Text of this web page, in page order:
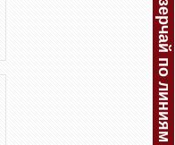
Азерчай по линиям